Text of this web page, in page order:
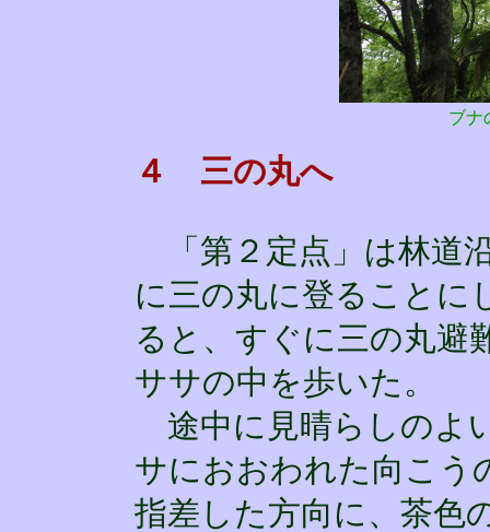
ブナ
４ 三の丸へ
「第２定点」は林道
に三の丸に登ることに
ると、すぐに三の丸避
ササの中を歩いた。
途中に見晴らしのよ
サにおおわれた向こう
指差した方向に、茶色